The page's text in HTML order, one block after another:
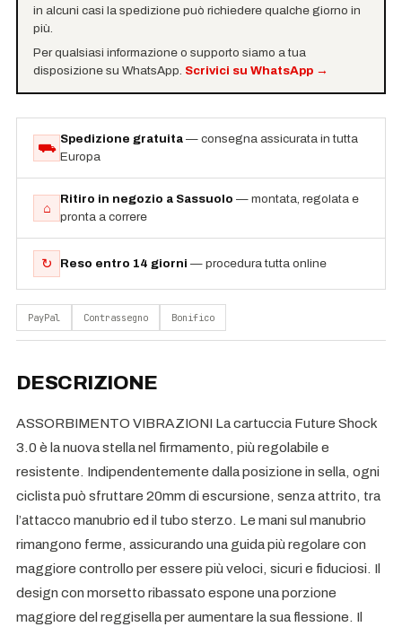
in alcuni casi la spedizione può richiedere qualche giorno in
più.
Per qualsiasi informazione o supporto siamo a tua
disposizione su WhatsApp. Scrivici su WhatsApp→
⛟
Spedizione gratuita — consegna assicurata in tutta
Europa
⌂
Ritiro in negozio a Sassuolo — montata, regolata e
pronta a correre
↻ Reso entro 14 giorni — procedura tutta online
PayPal Contrassegno Bonifico
DESCRIZIONE
ASSORBIMENTO VIBRAZIONI La cartuccia Future Shock
3.0 è la nuova stella nel firmamento, più regolabile e
resistente. Indipendentemente dalla posizione in sella, ogni
ciclista può sfruttare 20mm di escursione, senza attrito, tra
l’attacco manubrio ed il tubo sterzo. Le mani sul manubrio
rimangono ferme, assicurando una guida più regolare con
maggiore controllo per essere più veloci, sicuri e fiduciosi. Il
design con morsetto ribassato espone una porzione
maggiore del reggisella per aumentare la sua flessione. Il